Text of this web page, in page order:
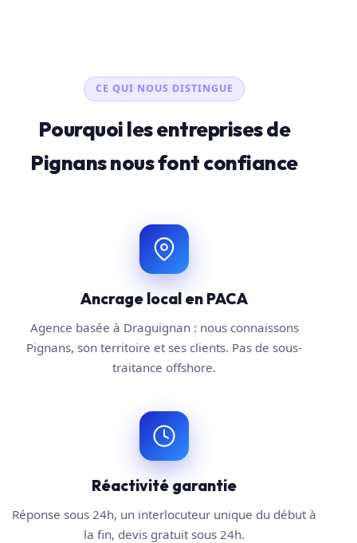
CE QUI NOUS DISTINGUE
Pourquoi les entreprises de
Pignans nous font confiance
Ancrage local en PACA
Agence basée à Draguignan : nous connaissons
Pignans, son territoire et ses clients. Pas de sous-
traitance offshore.
Réactivité garantie
Réponse sous 24h, un interlocuteur unique du début à
la fin, devis gratuit sous 24h.